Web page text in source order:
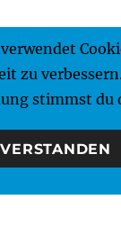
zu
stimmst du
VERSTANDEN